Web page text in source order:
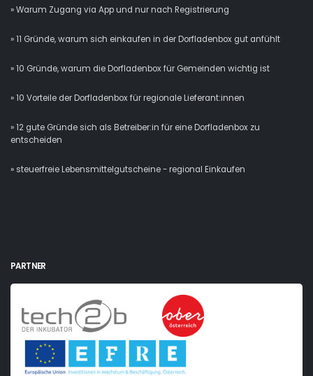
» Warum Zugang via App und nur nach Registrierung
» 11 Gründe, warum sich einkaufen in der Dorfladenbox gut anfühlt
» 10 Gründe, warum die Dorfladenbox für Gemeinden wichtig ist
» 10 Vorteile der Dorfladenbox für regionale Lieferant:innen
» 12 gute Gründe sich als Betreiber:in für eine Dorfladenbox zu
entscheiden
» steuerfreie Lebensmittelgutscheine - regional Einkaufen
PARTNER